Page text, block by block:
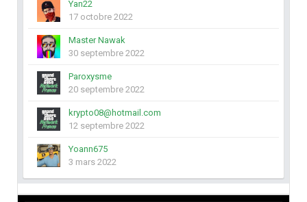
Yan22
17 octobre 2022
Master Nawak
30 septembre 2022
Paroxysme
20 septembre 2022
krypto08@hotmail.com
12 septembre 2022
Yoann675
3 mars 2022